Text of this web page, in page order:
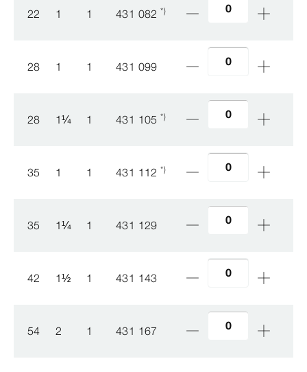
22 1 1 431 082*)
28 1 1 431 099
28 1¼ 1 431 105*)
35 1 1 431 112*)
35 1¼ 1 431 129
42 1½ 1 431 143
54 2 1 431 167